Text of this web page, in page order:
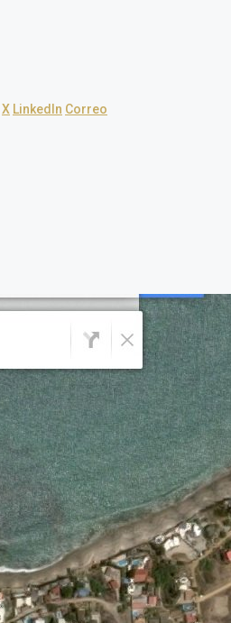
X LinkedIn Correo